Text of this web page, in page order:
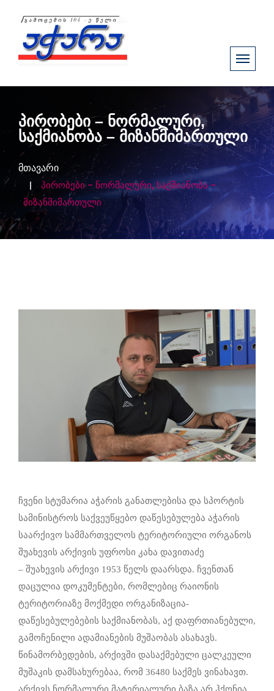
პირობები – ნორმალური,
საქმიანობა – მიზანმიმართული
მთავარი
პირობები – ნორმალური, საქმიანობა –
მიზანმიმართული
ჩვენი სტუმარია აჭარის განათლებისა და სპორტის
სამინისტროს საქვეუწყებო დაწესებულება აჭარის
საარქივო სამმართველოს ტერიტორიული ორგანოს
შუახევის არქივის უფროსი კახა დავითაძე
– შუახევის არქივი 1953 წელს დაარსდა. ჩვენთან
დაცულია დოკუმენტები, რომლებიც რაიონის
ტერიტორიაზე მოქმედი ორგანიზაცია-
დაწესებულებების საქმიანობას, აქ დაფრთიანებული,
გამოჩენილი ადამიანების მუშაობას ასახავს.
წინამორბედების, არქივში დასაქმებული ცალკეული
მუშაკის დამსახურებაა, რომ 36480 საქმეს ვინახავთ.